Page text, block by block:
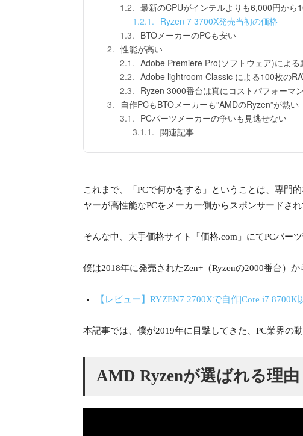
最新のCPUがインテルよりも6,000円から
Ryzen 7 3700X発売当初の価格
BTOメーカーのPCも安い
性能が高い
Adobe Premiere Pro(ソフトウェア)による
Adobe lightroom Classic による100枚の
Ryzen 3000番台は真にコストパフォーマ
自作PCもBTOメーカーも”AMDのRyzen”が熱い
PCパーツメーカーの争いも見逃せない
関連記事
これまで、「PCで何かをする」ということは、専門
ヤーが高性能なPCをメーカー側からスポンサードさ
そんな中、大手価格サイト「価格.com」にてPCパー
僕は2018年に発売されたZen+（Ryzenの2000番台）
【レビュー】RYZEN7 2700Xで自作|Core i7
本記事では、僕が2019年に目撃してきた、PC業界の
AMD Ryzenが選ばれる理由